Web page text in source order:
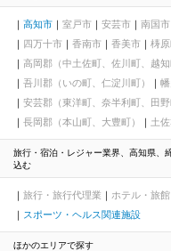
高知市 室戸市 安芸市 南国市
四万十市
香南市 香美市
梼
高岡郡（中土佐町、佐川町、越
吾川郡（いの町、仁淀川町）
安芸郡（東洋町、奈半利町、田
長岡郡（本山町、大豊町）
土
旅行・宿泊・レジャー業界、高知県、
込む
旅行・旅行代理業 ホテル・旅
スポーツ・ヘルス関連施設
ほかのエリアで探す